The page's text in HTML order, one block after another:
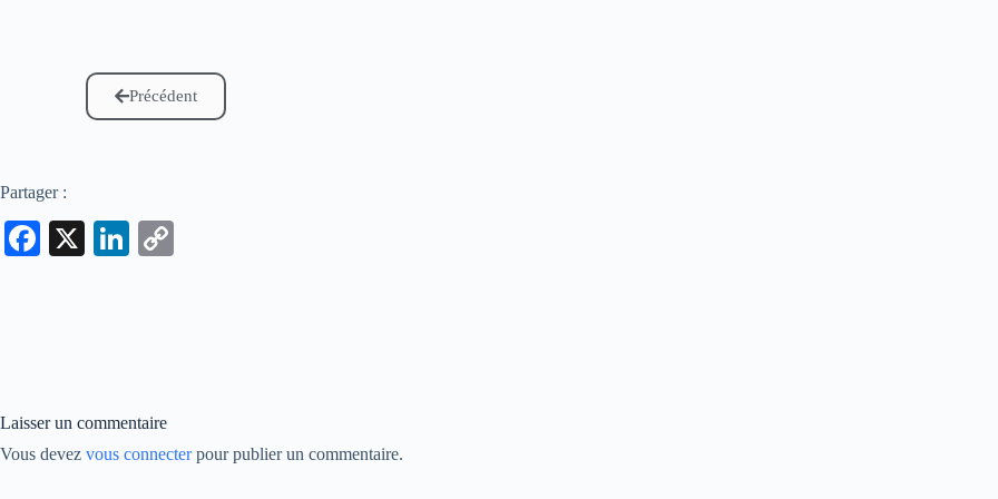
Précédent
Partager :
Fa
X
Li
Laisser un commentaire
Vous devez vous connecterpour publier un commentaire.